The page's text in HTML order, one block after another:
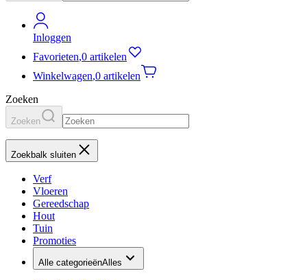
Inloggen
Favorieten,0 artikelen
Winkelwagen,0 artikelen
Zoeken
Zoeken
Zoekbalk sluiten
Verf
Vloeren
Gereedschap
Hout
Tuin
Promoties
Alle categorieënAlles